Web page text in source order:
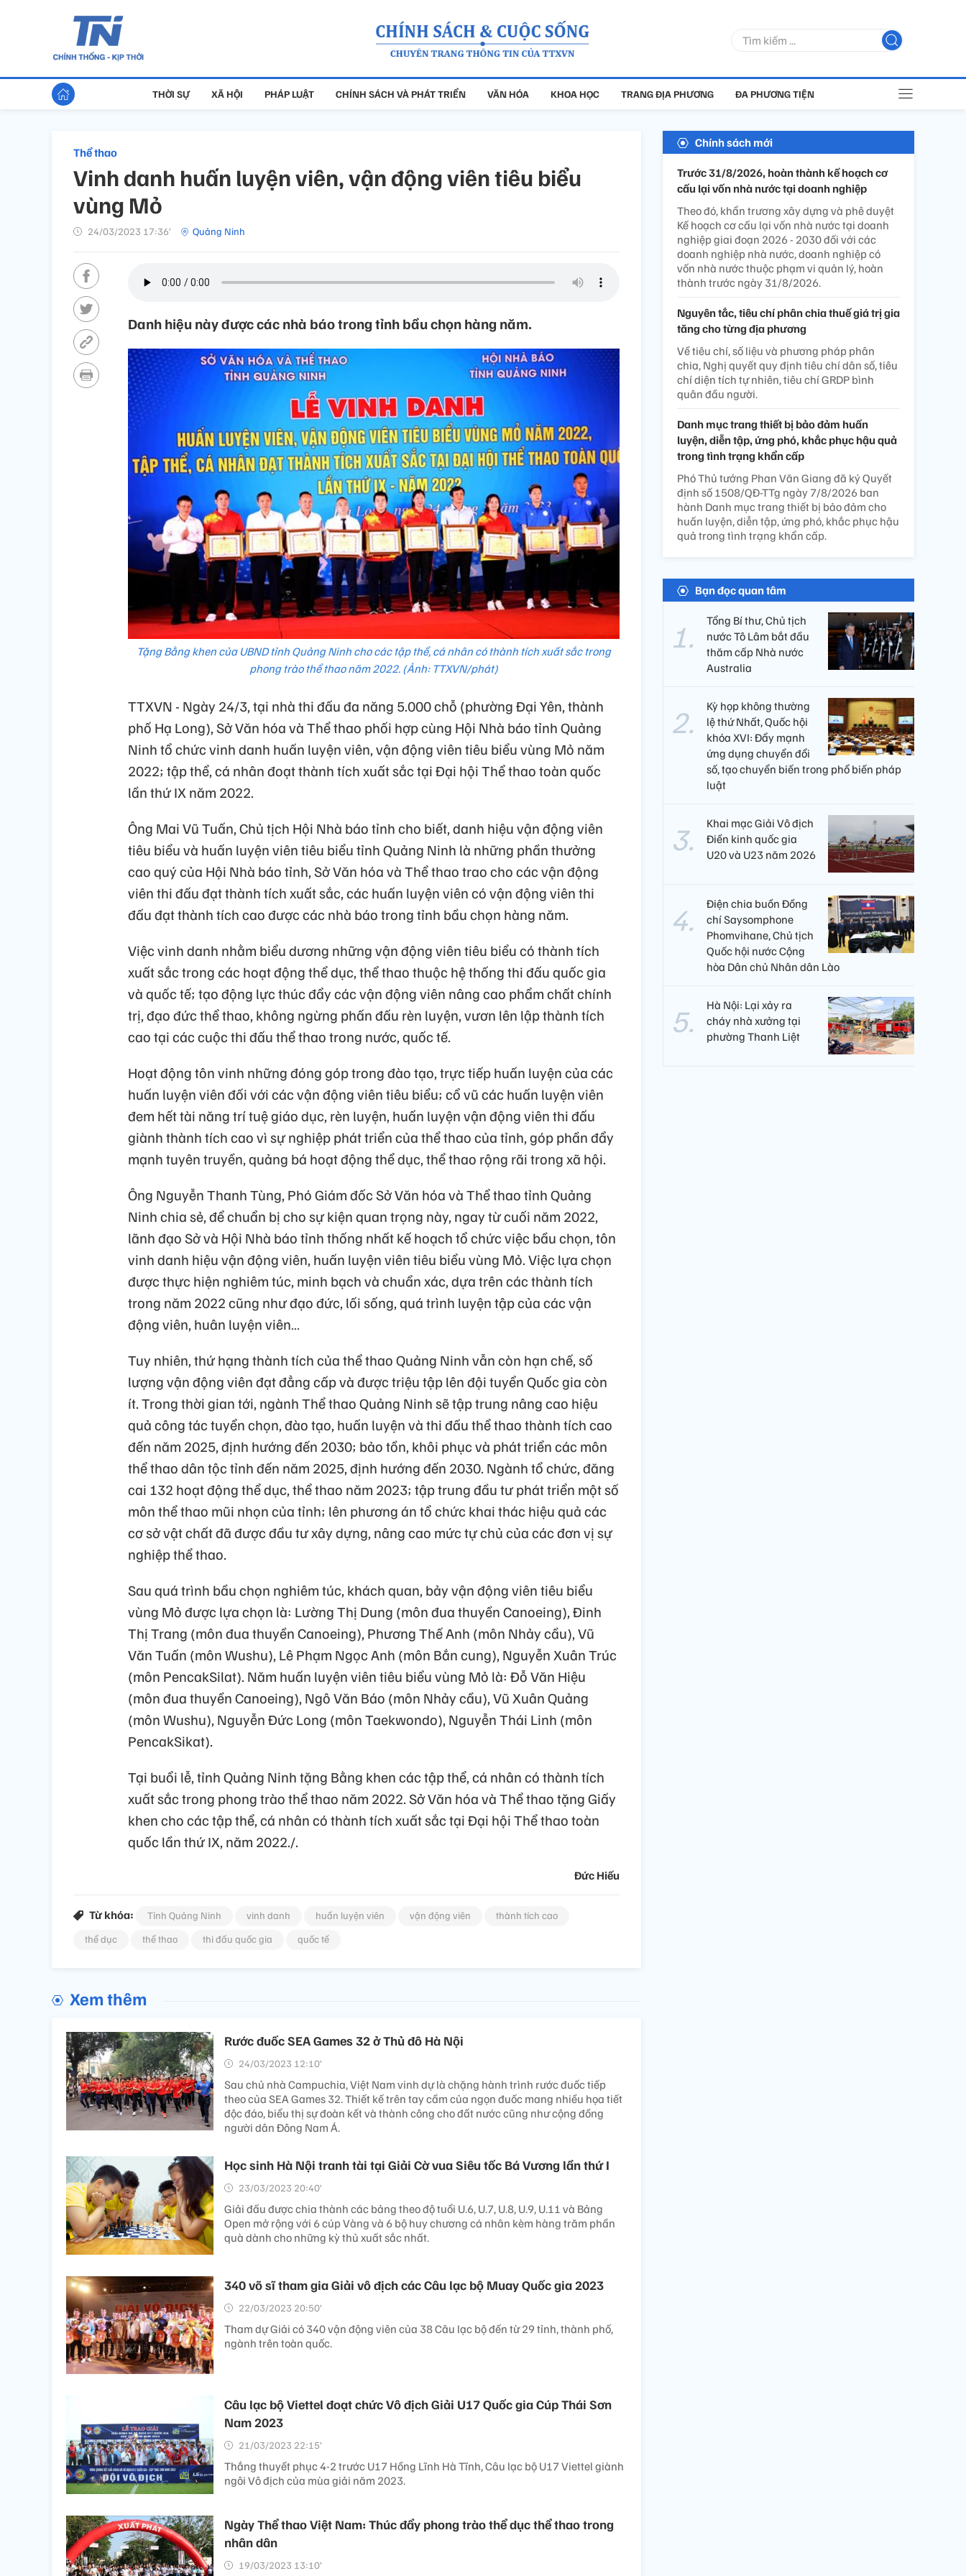
THỜI SỰ XÃ HỘI PHÁP LUẬT CHÍNH SÁCH VÀ PHÁT TRIỂN VĂN HÓA KHOA HỌC TRANG ĐỊA PHƯƠNG ĐA PHƯƠNG TIỆN
Thể thao
Vinh danh huấn luyện viên, vận động viên tiêu biểu
vùng Mỏ
24/03/2023 17:36’ Quảng Ninh
Danh hiệu này được các nhà báo trong tỉnh bầu chọn hàng năm.
Tặng Bằng khen của UBND tỉnh Quảng Ninh cho các tập thể, cá nhân có thành tích xuất sắc trong
phong trào thể thao năm 2022. (Ảnh: TTXVN/phát)
TTXVN - Ngày 24/3, tại nhà thi đấu đa năng 5.000 chỗ (phường Đại Yên, thành
phố Hạ Long), Sở Văn hóa và Thể thao phối hợp cùng Hội Nhà báo tỉnh Quảng
Ninh tổ chức vinh danh huấn luyện viên, vận động viên tiêu biểu vùng Mỏ năm
2022; tập thể, cá nhân đoạt thành tích xuất sắc tại Đại hội Thể thao toàn quốc
lần thứ IX năm 2022.
Ông Mai Vũ Tuấn, Chủ tịch Hội Nhà báo tỉnh cho biết, danh hiệu vận động viên
tiêu biểu và huấn luyện viên tiêu biểu tỉnh Quảng Ninh là những phần thưởng
cao quý của Hội Nhà báo tỉnh, Sở Văn hóa và Thể thao trao cho các vận động
viên thi đấu đạt thành tích xuất sắc, các huấn luyện viên có vận động viên thi
đấu đạt thành tích cao được các nhà báo trong tỉnh bầu chọn hàng năm.
Việc vinh danh nhằm biểu dương những vận động viên tiêu biểu có thành tích
xuất sắc trong các hoạt động thể dục, thể thao thuộc hệ thống thi đấu quốc gia
và quốc tế; tạo động lực thúc đẩy các vận động viên nâng cao phẩm chất chính
trị, đạo đức thể thao, không ngừng phấn đấu rèn luyện, vươn lên lập thành tích
cao tại các cuộc thi đấu thể thao trong nước, quốc tế.
Hoạt động tôn vinh những đóng góp trong đào tạo, trực tiếp huấn luyện của các
huấn luyện viên đối với các vận động viên tiêu biểu; cổ vũ các huấn luyện viên
đem hết tài năng trí tuệ giáo dục, rèn luyện, huấn luyện vận động viên thi đấu
giành thành tích cao vì sự nghiệp phát triển của thể thao của tỉnh, góp phần đẩy
mạnh tuyên truyền, quảng bá hoạt động thể dục, thể thao rộng rãi trong xã hội.
Ông Nguyễn Thanh Tùng, Phó Giám đốc Sở Văn hóa và Thể thao tỉnh Quảng
Ninh chia sẻ, để chuẩn bị cho sự kiện quan trọng này, ngay từ cuối năm 2022,
lãnh đạo Sở và Hội Nhà báo tỉnh thống nhất kế hoạch tổ chức việc bầu chọn, tôn
vinh danh hiệu vận động viên, huấn luyện viên tiêu biểu vùng Mỏ. Việc lựa chọn
được thực hiện nghiêm túc, minh bạch và chuẩn xác, dựa trên các thành tích
trong năm 2022 cũng như đạo đức, lối sống, quá trình luyện tập của các vận
động viên, huân luyện viên…
Tuy nhiên, thứ hạng thành tích của thể thao Quảng Ninh vẫn còn hạn chế, số
lượng vận động viên đạt đẳng cấp và được triệu tập lên đội tuyển Quốc gia còn
ít. Trong thời gian tới, ngành Thể thao Quảng Ninh sẽ tập trung nâng cao hiệu
quả công tác tuyển chọn, đào tạo, huấn luyện và thi đấu thể thao thành tích cao
đến năm 2025, định hướng đến 2030; bảo tồn, khôi phục và phát triển các môn
thể thao dân tộc tỉnh đến năm 2025, định hướng đến 2030. Ngành tổ chức, đăng
cai 132 hoạt động thể dục, thể thao năm 2023; tập trung đầu tư phát triển một số
môn thể thao mũi nhọn của tỉnh; lên phương án tổ chức khai thác hiệu quả các
cơ sở vật chất đã được đầu tư xây dựng, nâng cao mức tự chủ của các đơn vị sự
nghiệp thể thao.
Sau quá trình bầu chọn nghiêm túc, khách quan, bảy vận động viên tiêu biểu
vùng Mỏ được lựa chọn là: Lường Thị Dung (môn đua thuyền Canoeing), Đinh
Thị Trang (môn đua thuyền Canoeing), Phương Thế Anh (môn Nhảy cầu), Vũ
Văn Tuấn (môn Wushu), Lê Phạm Ngọc Anh (môn Bắn cung), Nguyễn Xuân Trúc
(môn PencakSilat). Năm huấn luyện viên tiêu biểu vùng Mỏ là: Đỗ Văn Hiệu
(môn đua thuyền Canoeing), Ngô Văn Báo (môn Nhảy cầu), Vũ Xuân Quảng
(môn Wushu), Nguyễn Đức Long (môn Taekwondo), Nguyễn Thái Linh (môn
PencakSikat).
Tại buổi lễ, tỉnh Quảng Ninh tặng Bằng khen các tập thể, cá nhân có thành tích
xuất sắc trong phong trào thể thao năm 2022. Sở Văn hóa và Thể thao tặng Giấy
khen cho các tập thể, cá nhân có thành tích xuất sắc tại Đại hội Thể thao toàn
quốc lần thứ IX, năm 2022./.
Đức Hiếu
Từ khóa: Tỉnh Quảng Ninh vinh danh huấn luyện viên vận động viên
thành tích cao
thể dục
thể thao thi đấu quốc gia quốc tế
Xem thêm
Rước đuốc SEA Games 32 ở Thủ đô Hà Nội
24/03/2023 12:10’
Sau chủ nhà Campuchia, Việt Nam vinh dự là chặng hành trình rước đuốc tiếp
theo của SEA Games 32. Thiết kế trên tay cầm của ngọn đuốc mang nhiều họa tiết
độc đáo, biểu thị sự đoàn kết và thành công cho đất nước cũng như cộng đồng
người dân Đông Nam Á.
Học sinh Hà Nội tranh tài tại Giải Cờ vua Siêu tốc Bá Vương lần thứ I
23/03/2023 20:40’
Giải đấu được chia thành các bảng theo độ tuổi U.6, U.7, U.8, U.9, U.11 và Bảng
Open mở rộng với 6 cúp Vàng và 6 bộ huy chương cá nhân kèm hàng trăm phần
quà dành cho những kỳ thủ xuất sắc nhất.
340 võ sĩ tham gia Giải vô địch các Câu lạc bộ Muay Quốc gia 2023
22/03/2023 20:50’
Tham dự Giải có 340 vận động viên của 38 Câu lạc bộ đến từ 29 tỉnh, thành phố,
ngành trên toàn quốc.
Câu lạc bộ Viettel đoạt chức Vô địch Giải U17 Quốc gia Cúp Thái Sơn
Nam 2023
21/03/2023 22:15’
Thắng thuyết phục 4-2 trước U17 Hồng Lĩnh Hà Tĩnh, Câu lạc bộ U17 Viettel giành
ngôi Vô địch của mùa giải năm 2023.
Ngày Thể thao Việt Nam: Thúc đẩy phong trào thể dục thể thao trong
nhân dân
19/03/2023 13:10’
Chính sách mới
Trước 31/8/2026, hoàn thành kế hoạch cơ
cấu lại vốn nhà nước tại doanh nghiệp
Theo đó, khẩn trương xây dựng và phê duyệt
Kế hoạch cơ cấu lại vốn nhà nước tại doanh
nghiệp giai đoạn 2026 - 2030 đối với các
doanh nghiệp nhà nước, doanh nghiệp có
vốn nhà nước thuộc phạm vi quản lý, hoàn
thành trước ngày 31/8/2026.
Nguyên tắc, tiêu chí phân chia thuế giá trị gia
tăng cho từng địa phương
Về tiêu chí, số liệu và phương pháp phân
chia, Nghị quyết quy định tiêu chí dân số, tiêu
chí diện tích tự nhiên, tiêu chí GRDP bình
quân đầu người.
Danh mục trang thiết bị bảo đảm huấn
luyện, diễn tập, ứng phó, khắc phục hậu quả
trong tình trạng khẩn cấp
Phó Thủ tướng Phan Văn Giang đã ký Quyết
định số 1508/QĐ-TTg ngày 7/8/2026 ban
hành Danh mục trang thiết bị bảo đảm cho
huấn luyện, diễn tập, ứng phó, khắc phục hậu
quả trong tình trạng khẩn cấp.
Bạn đọc quan tâm
Tổng Bí thư, Chủ tịch
nước Tô Lâm bắt đầu
thăm cấp Nhà nước
Australia
Kỳ họp không thường
lệ thứ Nhất, Quốc hội
khóa XVI: Đẩy mạnh
ứng dụng chuyển đổi
số, tạo chuyển biến trong phổ biến pháp
luật
Khai mạc Giải Vô địch
Điền kinh quốc gia
U20 và U23 năm 2026
Điện chia buồn Đồng
chí Saysomphone
Phomvihane, Chủ tịch
Quốc hội nước Cộng
hòa Dân chủ Nhân dân Lào
Hà Nội: Lại xảy ra
cháy nhà xưởng tại
phường Thanh Liệt